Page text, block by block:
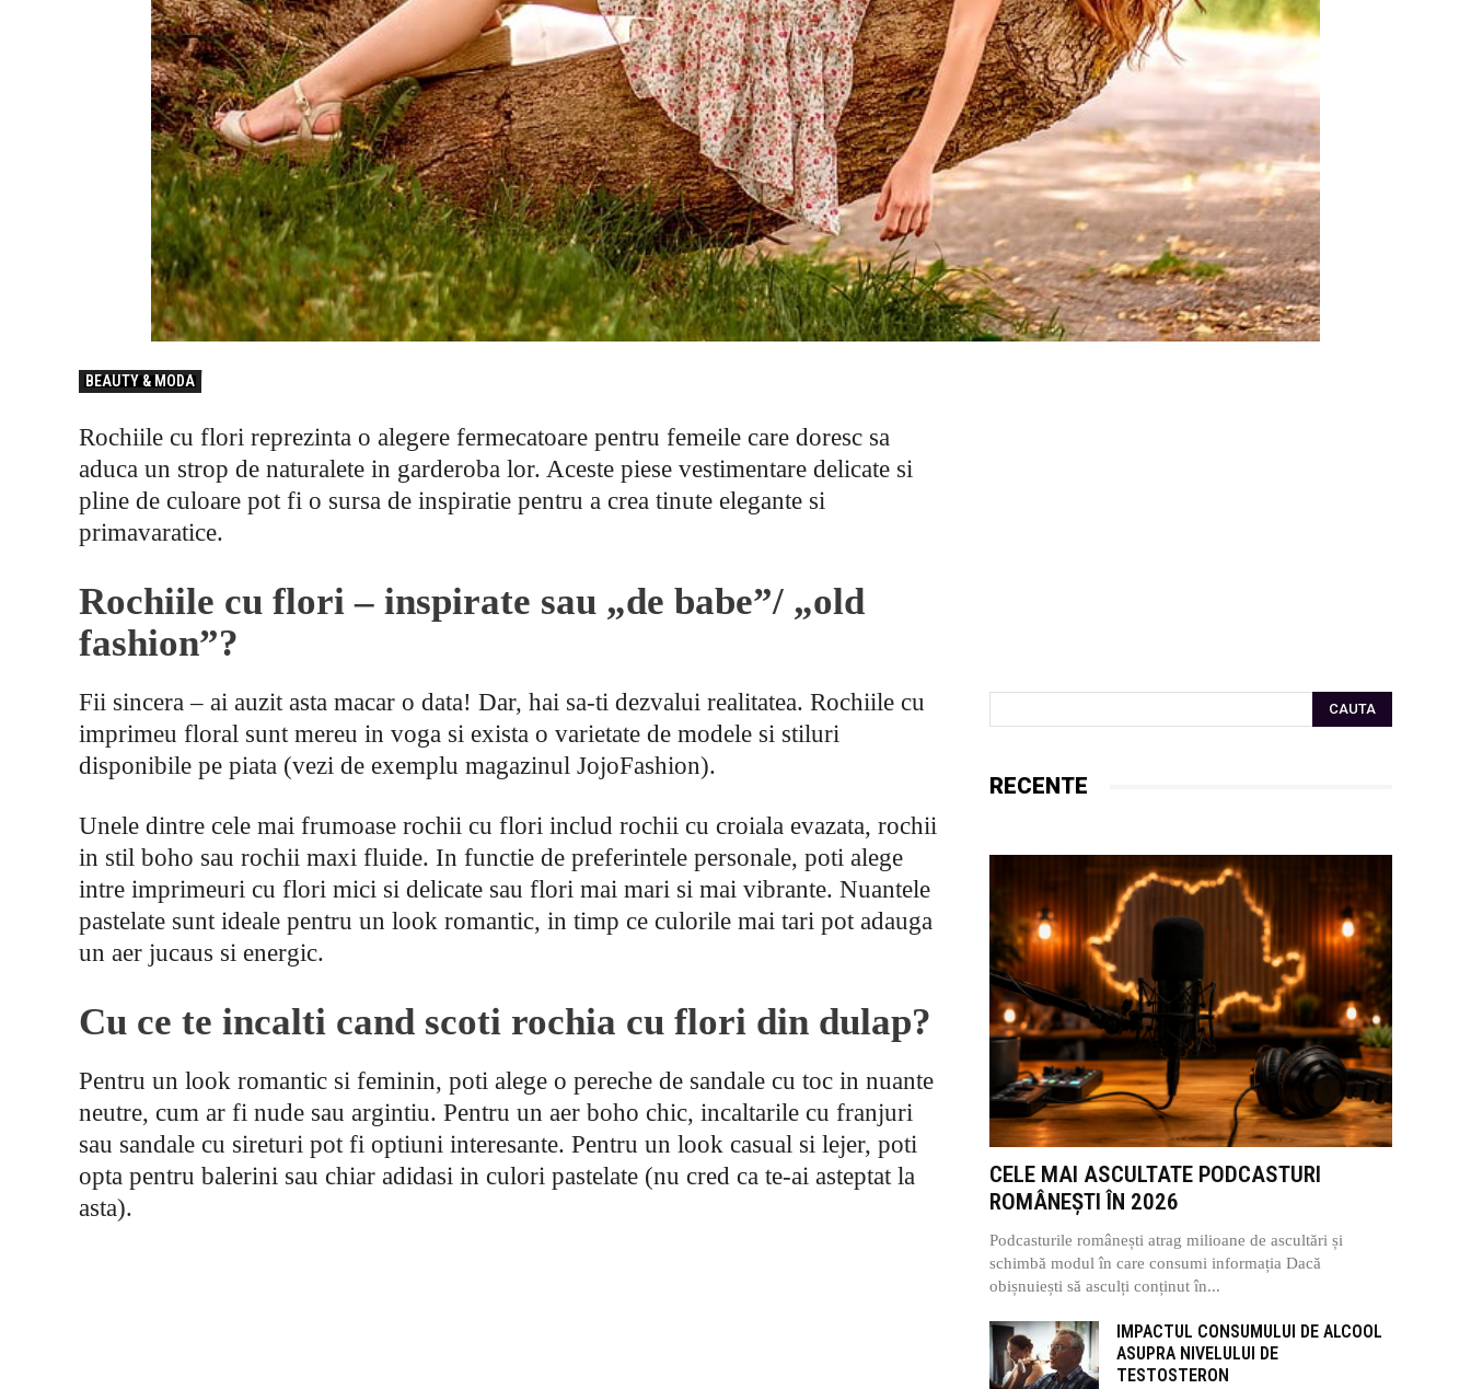
BEAUTY & MODA
Rochiile cu flori reprezinta o alegere fermecatoare pentru femeile care doresc sa
aduca un strop de naturalete in garderoba lor. Aceste piese vestimentare delicate si
pline de culoare pot fi o sursa de inspiratie pentru a crea tinute elegante si
primavaratice.
Rochiile cu flori – inspirate sau „de babe”/ „old
fashion”?
Fii sincera – ai auzit asta macar o data! Dar, hai sa-ti dezvalui realitatea. Rochiile cu
imprimeu floral sunt mereu in voga si exista o varietate de modele si stiluri
disponibile pe piata (vezi de exemplu magazinul JojoFashion).
Unele dintre cele mai frumoase rochii cu flori includ rochii cu croiala evazata, rochii
in stil boho sau rochii maxi fluide. In functie de preferintele personale, poti alege
intre imprimeuri cu flori mici si delicate sau flori mai mari si mai vibrante. Nuantele
pastelate sunt ideale pentru un look romantic, in timp ce culorile mai tari pot adauga
un aer jucaus si energic.
Cu ce te incalti cand scoti rochia cu flori din dulap?
Pentru un look romantic si feminin, poti alege o pereche de sandale cu toc in nuante
neutre, cum ar fi nude sau argintiu. Pentru un aer boho chic, incaltarile cu franjuri
sau sandale cu sireturi pot fi optiuni interesante. Pentru un look casual si lejer, poti
opta pentru balerini sau chiar adidasi in culori pastelate (nu cred ca te-ai asteptat la
asta).
CAUTA
RECENTE
CELE MAI ASCULTATE PODCASTURI
ROMÂNEȘTI ÎN 2026
Podcasturile românești atrag milioane de ascultări și
schimbă modul în care consumi informația Dacă
obișnuiești să asculți conținut în...
IMPACTUL CONSUMULUI DE ALCOOL
ASUPRA NIVELULUI DE
TESTOSTERON